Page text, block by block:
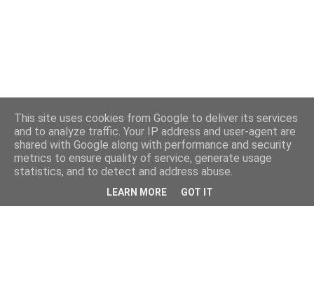
This site uses cookies from Google to deliver its services
and to analyze traffic. Your IP address and user-agent are
shared with Google along with performance and security
metrics to ensure quality of service, generate usage
statistics, and to detect and address abuse.
LEARN MORE GOT IT